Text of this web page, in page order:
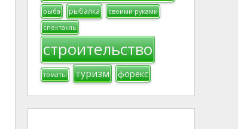
рыба
рыбалка
своими руками
спектакль
строительство
томаты туризм форекс